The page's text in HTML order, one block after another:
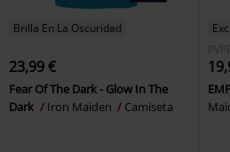
Brilla En La Oscuridad
23,99 €
Fear Of The Dark - Glow In The
Dark
Iron Maiden Camiseta
PVPR